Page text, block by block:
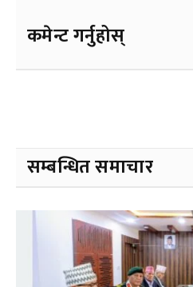
कमेन्ट गर्नुहोस्
सम्बन्धित समाचार